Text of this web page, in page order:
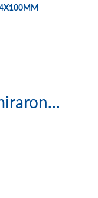
PLANO 4X100MM